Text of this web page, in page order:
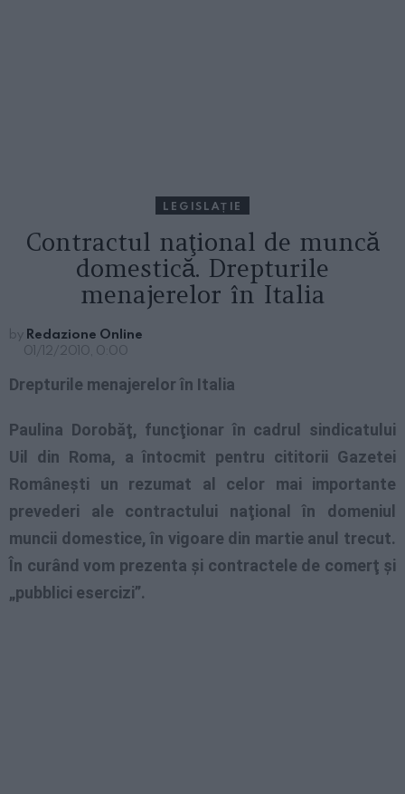
LEGISLAȚIE
Contractul naţional de muncă
domestică. Drepturile
menajerelor în Italia
by Redazione Online
01/12/2010, 0:00
Drepturile menajerelor în Italia
Paulina Dorobăţ, funcţionar în cadrul sindicatului
Uil din Roma, a întocmit pentru cititorii Gazetei
Româneşti un rezumat al celor mai importante
prevederi ale contractului naţional în domeniul
muncii domestice, în vigoare din martie anul trecut.
În curând vom prezenta şi contractele de comerţ şi
„pubblici esercizi”.